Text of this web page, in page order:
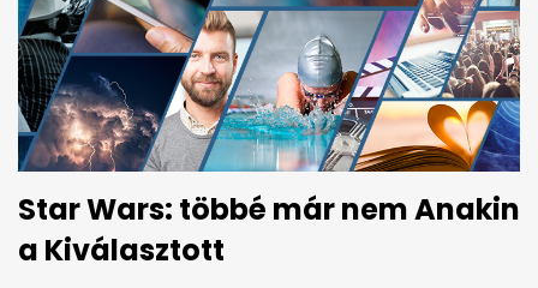
Star Wars: többé már nem Anakin
a Kiválasztott